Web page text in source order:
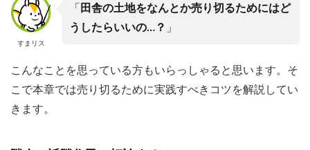
すまリス
「 田舎の土地をなんとか売り切るためにはど
うしたらいいの…？ 」
こんなことを思っている方もいらっしゃると思います。そ
こで本章では売り切るために実践すべきコツを解説してい
きます。